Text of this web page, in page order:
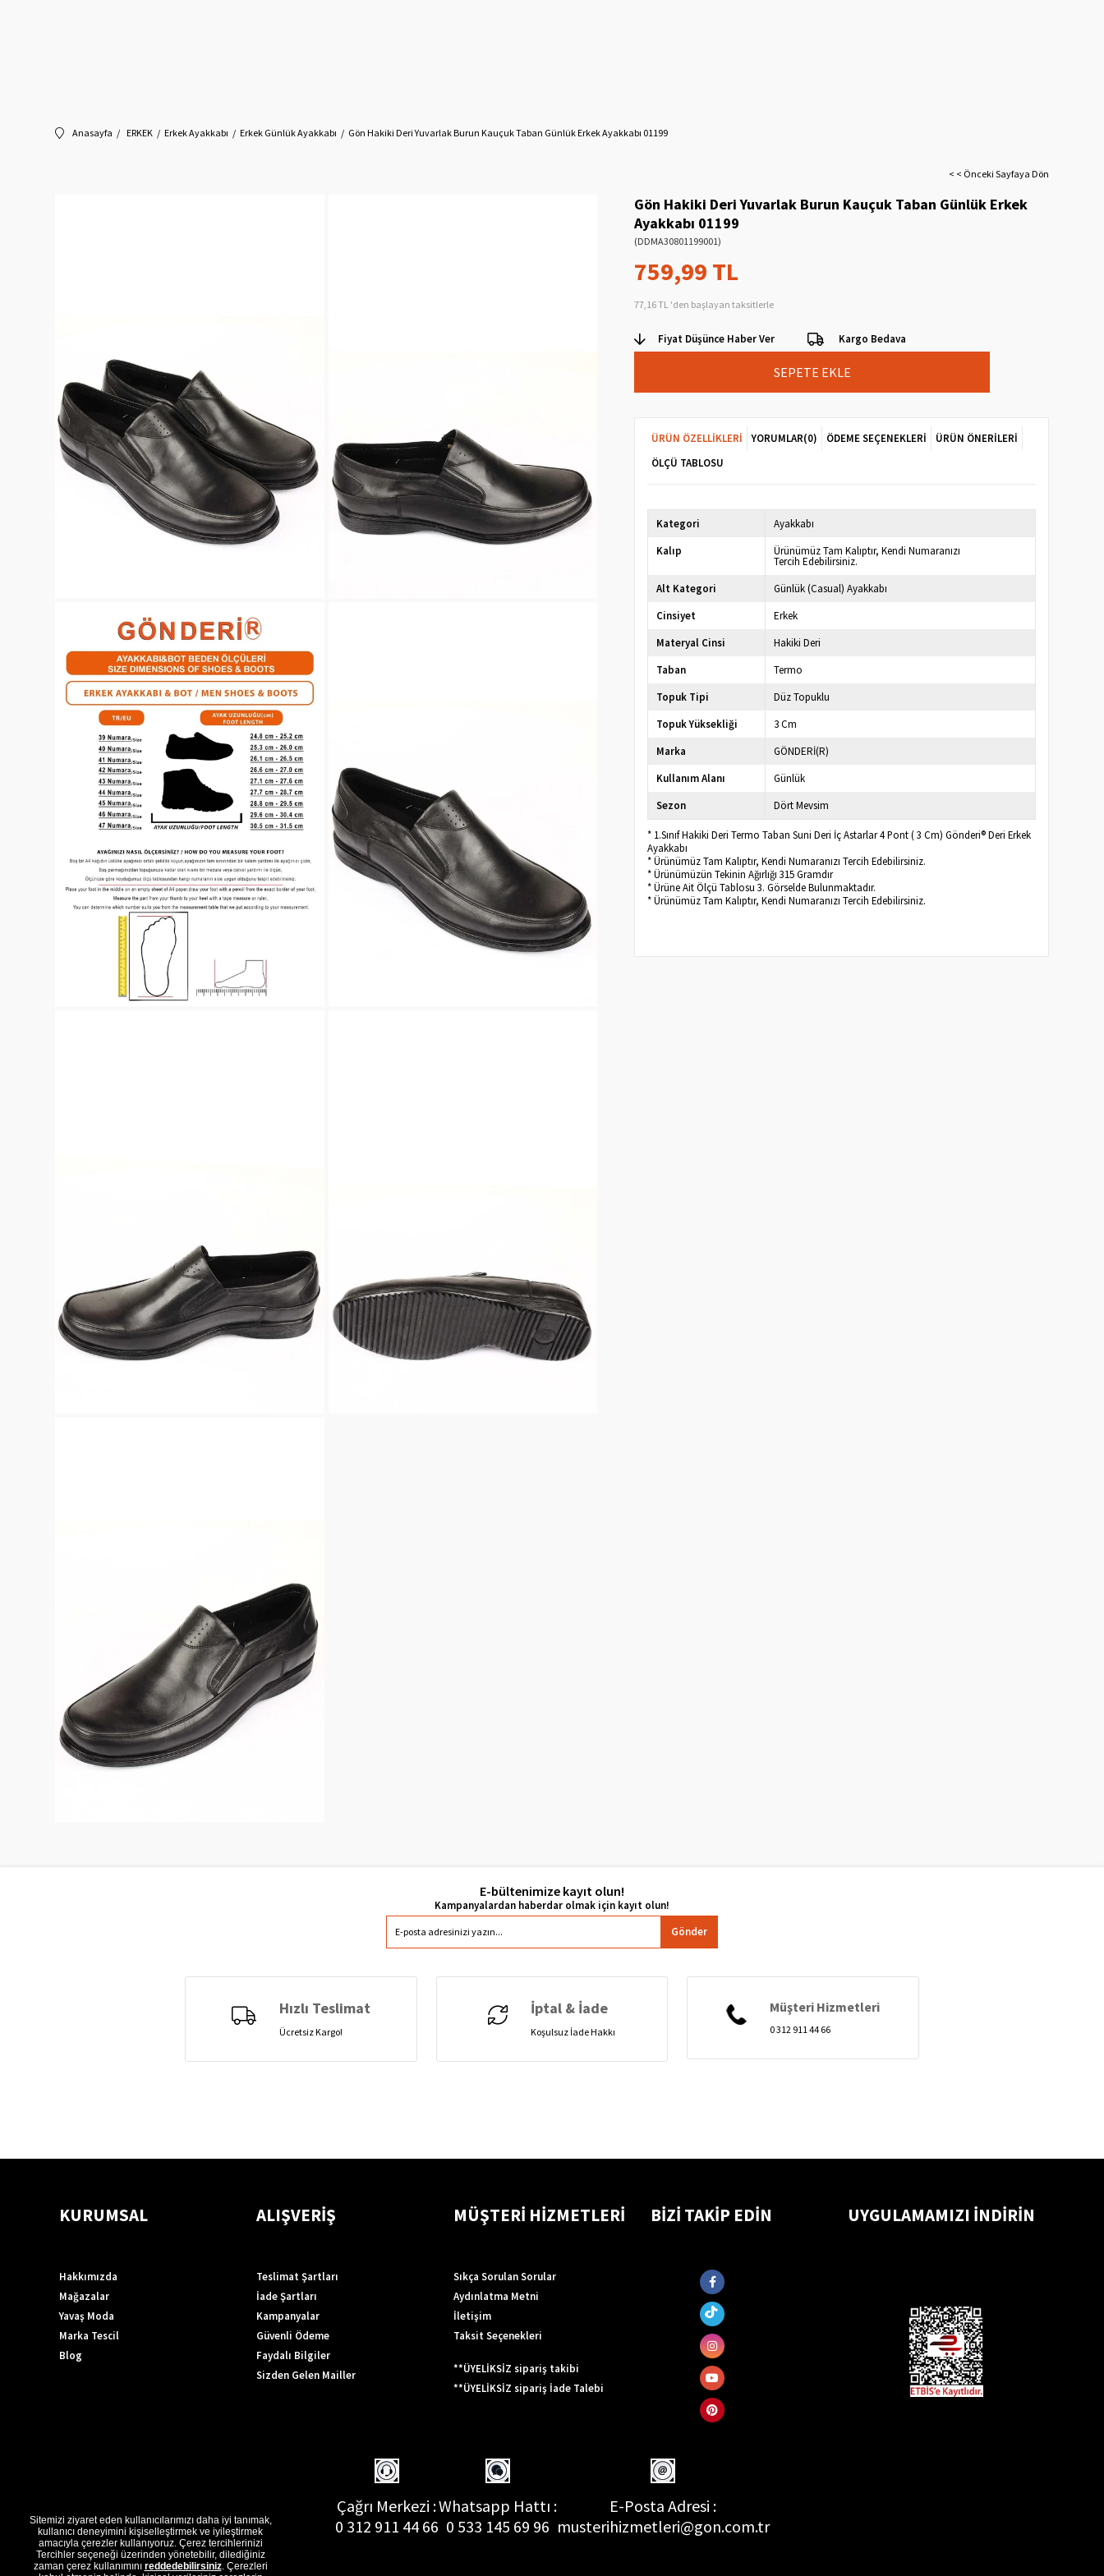
Anasayfa ERKEK Erkek Ayakkabı Erkek Günlük Ayakkabı Gön Hakiki Deri Yuvarlak Burun Kauçuk Taban Günlük Erkek Ayakkabı 01199
< < Önceki Sayfaya Dön
Gön Hakiki Deri Yuvarlak Burun Kauçuk Taban Günlük Erkek
Ayakkabı 01199
(DDMA30801199001)
759,99 TL
77,16 TL 'den başlayan taksitlerle
Fiyat Düşünce Haber Ver Kargo Bedava
ÜRÜN ÖZELLIKLERI YORUMLAR(0) ÖDEME SEÇENEKLERI
ÜRÜN ÖNERILERI
ÖLÇÜ TABLOSU
Kategori
Ayakkabı
Kalıp
Ürünümüz Tam Kalıptır, Kendi Numaranızı
Tercih Edebilirsiniz.
Alt Kategori
Günlük (Casual) Ayakkabı
Cinsiyet
Erkek
Materyal Cinsi
Hakiki Deri
Taban
Termo
Topuk Tipi
Düz Topuklu
Topuk Yüksekliği
3 Cm
Marka
GÖNDERİ(R)
Kullanım Alanı
Günlük
Sezon
Dört Mevsim
* 1.Sınıf Hakiki Deri Termo Taban Suni Deri İç Astarlar 4 Pont ( 3 Cm) Gönderi® Deri Erkek
Ayakkabı
* Ürünümüz Tam Kalıptır, Kendi Numaranızı Tercih Edebilirsiniz.
* Ürünümüzün Tekinin Ağırlığı 315 Gramdır
* Ürüne Ait Ölçü Tablosu 3. Görselde Bulunmaktadır.
* Ürünümüz Tam Kalıptır, Kendi Numaranızı Tercih Edebilirsiniz.
E-bültenimize kayıt olun!
Gönder
Hızlı Teslimat
Ücretsiz Kargo!
İptal & İade
Koşulsuz İade Hakkı
Müşteri Hizmetleri
0 312 911 44 66
KURUMSAL
Hakkımızda
Mağazalar
Yavaş Moda
Marka Tescil
Blog
ALIŞVERİŞ
Teslimat Şartları
İade Şartları
Kampanyalar
Güvenli Ödeme
Faydalı Bilgiler
Sizden Gelen Mailler
MÜŞTERİ HİZMETLERİ
Sıkça Sorulan Sorular
Aydınlatma Metni
İletişim
Taksit Seçenekleri
**ÜYELİKSİZ sipariş takibi
**ÜYELİKSİZ sipariş İade Talebi
BİZİ TAKİP EDİN UYGULAMAMIZI İNDİRİN
Çağrı Merkezi :
0 312 911 44 66
Whatsapp Hattı :
0 533 145 69 96
E-Posta Adresi :
musterihizmetleri@gon.com.tr
Sitemizi ziyaret eden kullanıcılarımızı daha iyi tanımak,
kullanıcı deneyimini kişiselleştirmek ve iyileştirmek
amacıyla çerezler kullanıyoruz. Çerez tercihlerinizi
Tercihler seçeneği üzerinden yönetebilir, dilediğiniz
zaman çerez kullanımını reddedebilirsiniz. Çerezleri